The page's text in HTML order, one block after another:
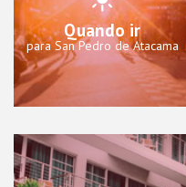
Quando ir
para San Pedro de Atacama